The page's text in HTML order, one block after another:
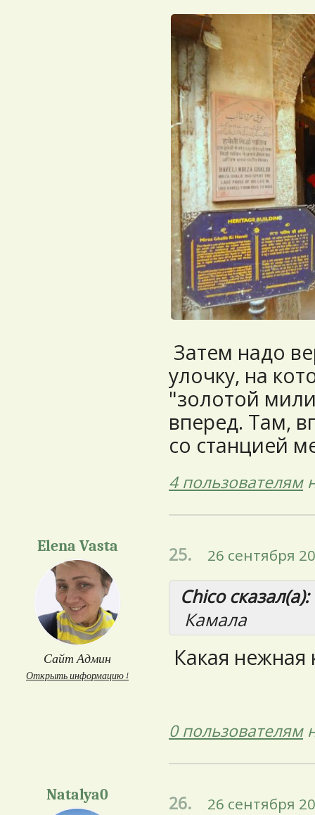
Затем надо
улочку, на
"золотой
вперед. Там,
со станцией
4 пользователям
Elena Vasta
Сайт Админ
Открыть информацию ↓
25. 26 сентября
Chico сказал(а):
Камала
Какая нежная
0 пользователям
Natalya0 26. 26 сентября